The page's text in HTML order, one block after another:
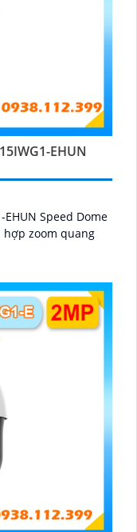
EHUN
EHUN Speed Dome
hợp zoom quang